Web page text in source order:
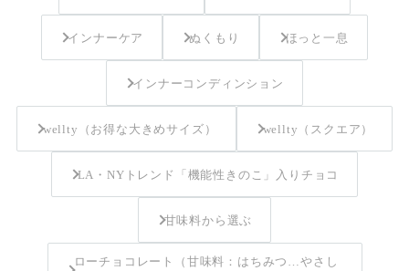
インナーケア ぬくもり ほっと一息
インナーコンディンション
wellty（お得な大きめサイズ） wellty（スクエア）
LA・NYトレンド「機能性きのこ」入りチョコ
甘味料から選ぶ
ローチョコレート（甘味料：はちみつ…やさし